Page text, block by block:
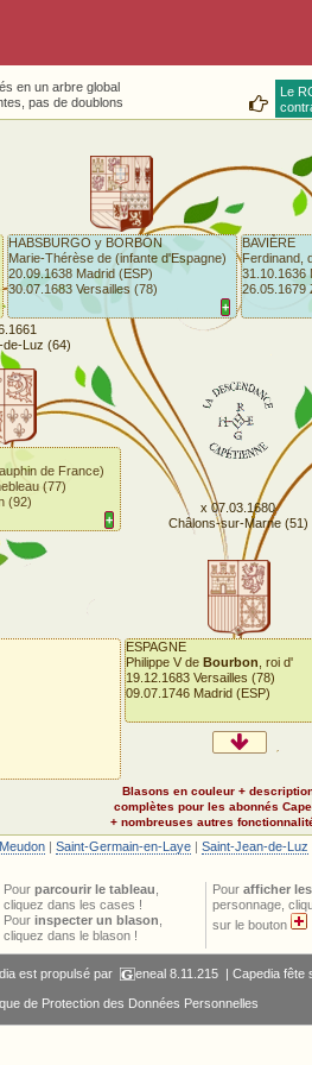
en un arbre global
pas de doublons
Le
ESPAGNE
Philippe V de Bourbon , roi d'
19.12.1683 Versailles (78)
09.07.1746 Madrid (ESP)
+
de France)
(77)
(92)
+
HABSBURGO y BORBÓN
Marie-Thérèse de (infante d'Espagne)
20.09.1638 Madrid (ESP)
30.07.1683 Versailles (78)
BAVIÈRE
Ferdinand,
31.10.1636
26.05.1679
x 07.03.1680
Châlons-sur-Marne (51)
de-Luz (64)
Meudon | Saint-Germain-en-Laye | Saint-Jean-de-Luz
Blasons en couleur +
complètes pour les abonnés
+ nombreuses autres
Pour parcourir le tableau
cliquez dans les cases !
Pour inspecter un blason
cliquez dans le blason !
Pour afficher
personnage,
sur le bouton
est propulsé par eneal8.11.215 | Capedia
de Protection des Données Personnelles